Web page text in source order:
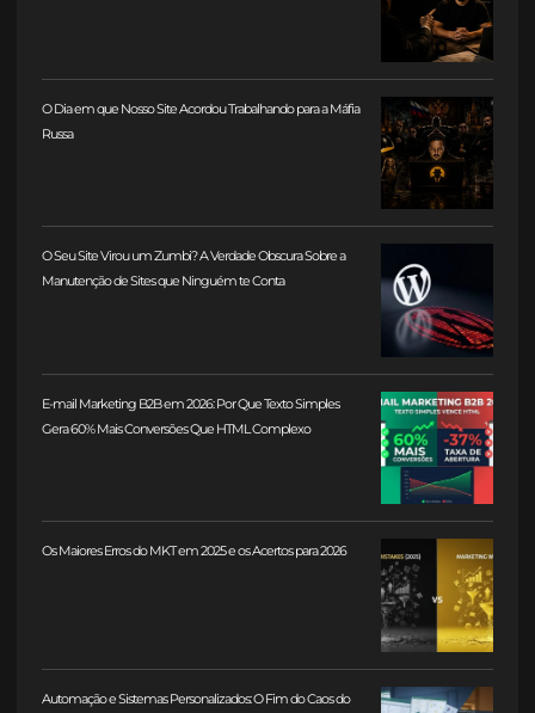
O Dia em que Nosso Site Acordou Trabalhando para a Máfia
Russa
O Seu Site Virou um Zumbi? A Verdade Obscura Sobre a
Manutenção de Sites que Ninguém te Conta
E-mail Marketing B2B em 2026: Por Que Texto Simples
Gera 60% Mais Conversões Que HTML Complexo
Os Maiores Erros do MKT em 2025 e os Acertos para 2026
Automação e Sistemas Personalizados: O Fim do Caos do